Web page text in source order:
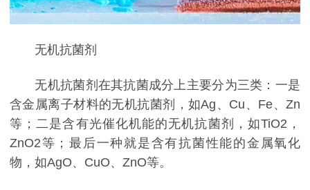
无机抗菌剂
无机抗菌剂在其抗菌成分上主要分为三类：一是
含金属离子材料的无机抗菌剂，如Ag、Cu、Fe、Zn
等；二是含有光催化机能的无机抗菌剂，如TiO2，
ZnO2等；最后一种就是含有抗菌性能的金属氧化
物，如AgO、CuO、ZnO等。